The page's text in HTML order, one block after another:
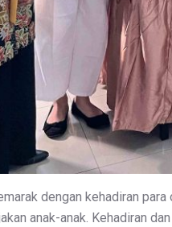
dengan kehadiran
anak-anak. Kehadiran